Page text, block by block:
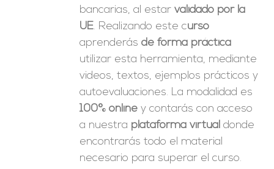
bancarias, al estarvalidado por la
UE. Realizando este curso
aprenderásde forma práctica
utilizar esta herramienta, mediante
videos, textos, ejemplos prácticos y
autoevaluaciones. La modalidad es
100% online y contarás con acceso
a nuestra plataforma virtual donde
encontrarás todo el material
necesario para superar el curso.